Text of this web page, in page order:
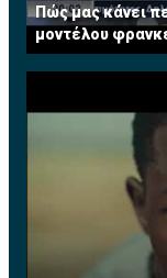
•
• Εμπορικά
• Bιομάζα
• Συστήματα
εξοικονόμησης
• Ανάκτηση
μεγάλους
• Θερμομόνωση
Πώς μας κάνει
μοντέλου